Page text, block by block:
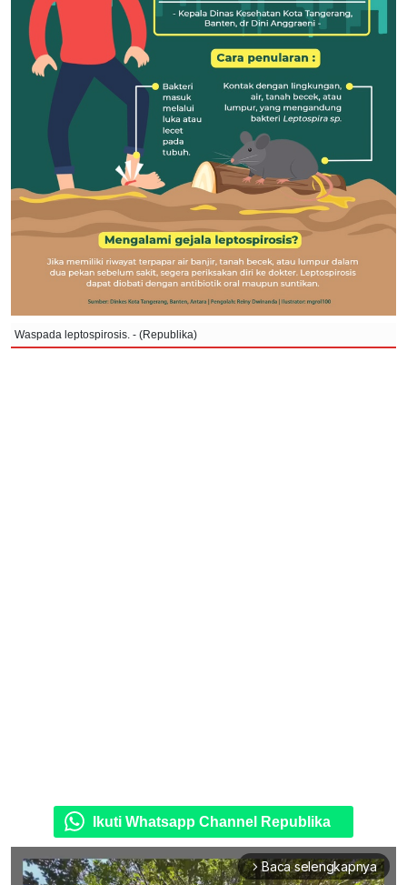
Waspada leptospirosis. - (Republika)
Ikuti Whatsapp Channel Republika
arrow_forward_ios Baca selengkapnya